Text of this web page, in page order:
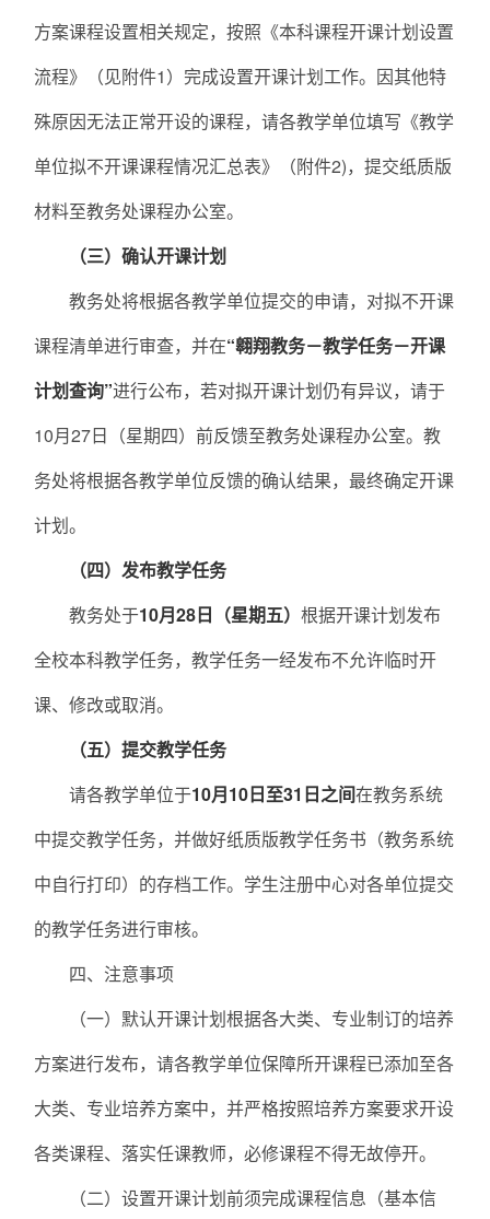
方案课程设置相关规定，按照《本科课程开课计划设置
流程》（见附件1）完成设置开课计划工作。因其他特
殊原因无法正常开设的课程，请各教学单位填写《教学
单位拟不开课课程情况汇总表》（附件2)，提交纸质版
材料至教务处课程办公室。
（三） 确认开课计划
教务处将根据各教学单位提交的申请，对拟不开课
课程清单进行审查，并在“翱翔教务－教学任务－开课
计划查询”进行公布，若对拟开课计划仍有异议，请于
10月27日（星期四）前反馈至教务处课程办公室。教
务处将根据各教学单位反馈的确认结果，最终确定开课
计划。
（四）发布教学任务
教务处于10月28日（星期五） 根据开课计划发布
全校本科教学任务，教学任务一经发布不允许临时开
课、修改或取消。
（五） 提交教学任务
请各教学单位于10月10日至31日之间在教务系统
中提交教学任务，并做好纸质版教学任务书（教务系统
中自行打印）的存档工作。学生注册中心对各单位提交
的教学任务进行审核。
四、注意事项
（一）默认开课计划根据各大类、专业制订的培养
方案进行发布，请各教学单位保障所开课程已添加至各
大类、专业培养方案中，并严格按照培养方案要求开设
各类课程、落实任课教师，必修课程不得无故停开。
（二）设置开课计划前须完成课程信息（基本信